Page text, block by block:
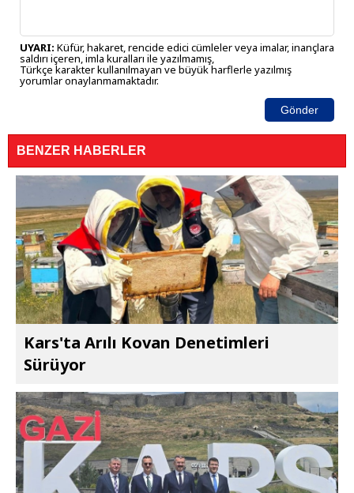
UYARI: Küfür, hakaret, rencide edici cümleler veya imalar, inançlara
saldırı içeren, imla kuralları ile yazılmamış,
Türkçe karakter kullanılmayan ve büyük harflerle yazılmış
yorumlar onaylanmamaktadır.
Gönder
BENZER HABERLER
Kars'ta Arılı Kovan Denetimleri
Sürüyor